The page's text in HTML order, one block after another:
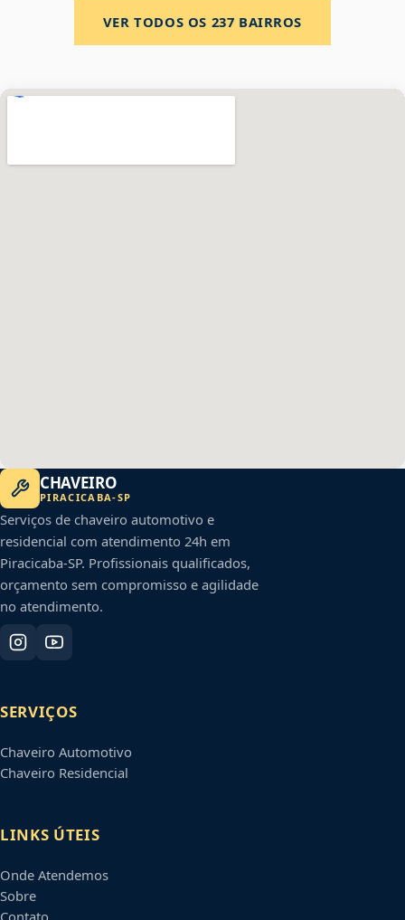
VER TODOS OS 237 BAIRROS
CHAVEIRO
PIRACICABA-SP
Serviços de chaveiro automotivo e
residencial com atendimento 24h em
Piracicaba-SP. Profissionais qualificados,
orçamento sem compromisso e agilidade
no atendimento.
SERVIÇOS
Chaveiro Automotivo
Chaveiro Residencial
LINKS ÚTEIS
Onde Atendemos
Sobre
Contato